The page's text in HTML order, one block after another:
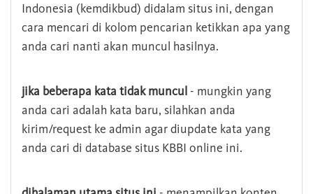
Indonesia (kemdikbud) didalam situs ini, dengan
cara mencari di kolom pencarian ketikkan apa yang
anda cari nanti akan muncul hasilnya.
jika beberapa kata tidak muncul - mungkin yang
anda cari adalah kata baru, silahkan anda
kirim/request ke admin agar diupdate kata yang
anda cari di database situs KBBI online ini.